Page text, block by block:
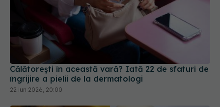
Călătorești în această vară? Iată 22 de sfaturi de
îngrijire a pielii de la dermatologi
22 iun 2026, 20:00